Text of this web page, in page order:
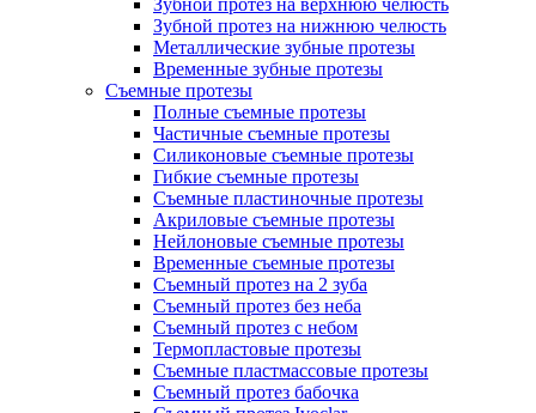
Зубной протез на верхнюю челюсть
Зубной протез на нижнюю челюсть
Металлические зубные протезы
Временные зубные протезы
Съемные протезы
Полные съемные протезы
Частичные съемные протезы
Силиконовые съемные протезы
Гибкие съемные протезы
Съемные пластиночные протезы
Акриловые съемные протезы
Нейлоновые съемные протезы
Временные съемные протезы
Съемный протез на 2 зуба
Съемный протез без неба
Съемный протез с небом
Термопластовые протезы
Съемные пластмассовые протезы
Съемный протез бабочка